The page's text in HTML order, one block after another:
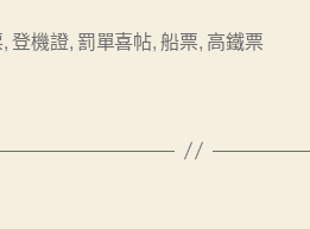
創
帖”
,登機證, 罰單喜帖,船票, 高鐵票